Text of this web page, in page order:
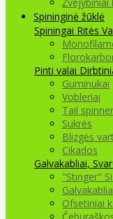
Spininginė žūklė
Spiningai Ritės
Pinti valai
Guminukai
Vobleriai
Tail spinner
Sukrės
Blizgės
Cikados
Galvakabliai,
"Stinger"
Ofsetiniai